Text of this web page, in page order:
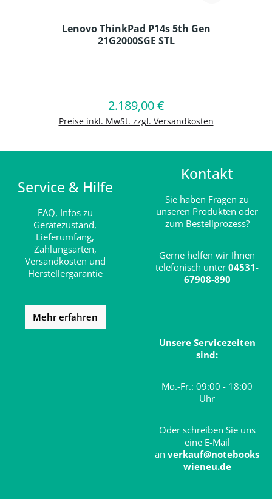
Lenovo ThinkPad P14s 5th Gen
21G2000SGE STL
Regulärer Preis:
2.189,00 €
Preise inkl. MwSt. zzgl. Versandkosten
In den Warenkorb
Service & Hilfe
FAQ, Infos zu
Gerätezustand,
Lieferumfang,
Zahlungsarten,
Versandkosten und
Herstellergarantie
Mehr erfahren
Kontakt
Sie haben Fragen zu
unseren Produkten oder
zum Bestellprozess?
Gerne helfen wir Ihnen
telefonisch unter 04531-
67908-890
Unsere Servicezeiten
sind:
Mo.-Fr.: 09:00 - 18:00
Uhr
Oder schreiben Sie uns
eine E-Mail
an verkauf@notebooks
wieneu.de